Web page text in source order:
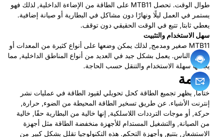
طوال الوقت. تحصل MTB11 على الطاقة من الإضاءة الداخلية, لذلك فهو
يستمر في العمل ليلًا ونهارًا دون مشاكل في البطارية أو صيانة إضافية.
يعطي ثابتا, تتبع في الوقت الحقيقي دون توقف.
سهل الاستخدام والتثبيت
MTB11 صغير ومدمج, لذلك يمكن وضعها على أنواع كثيرة من المعدات أو
يرتديها الناس. يعمل بشكل جيد في العديد من أنواع المناطق الداخلية, مما
يجعلها سهلة الاستخدام والتنقل حسب الحاجة.
خاتمة
ختاماً, يظهر تجميع الطاقة كحل تحويلي لقيود الطاقة في عمليات نشر
إنترنت الأشياء. عن طريق تسخير الطاقة المحيطة من الضوء, حرارة,
حركة, أو موجات الترددات اللاسلكية, إنها خالية من البطارية حقًا, خالية
من الصيانة, والتشغيل المستدام للأجهزة منخفضة الطاقة مثل أجهزة
الاستشعار, بتتبع, وأجهزة التحكم. هذه التكنولوجيا تقلل بشكل كبير من